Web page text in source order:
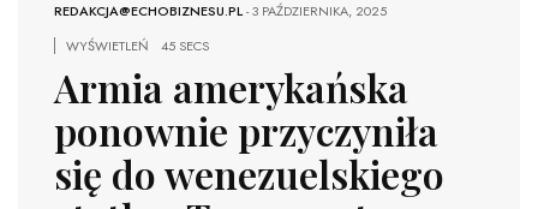
REDAKCJA@ECHOBIZNESU.PL-3 PAŹDZIERNIKA, 2025
WYŚWIETLEŃ
45 SECS
Armia amerykańska
ponownie przyczyniła
się do wenezuelskiego